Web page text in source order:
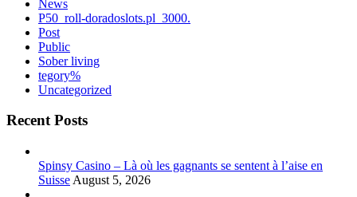
News
P50_roll-doradoslots.pl_3000.
Post
Public
Sober living
tegory%
Uncategorized
Recent Posts
Spinsy Casino – Là où les gagnants se sentent à l’aise en
Suisse August 5, 2026